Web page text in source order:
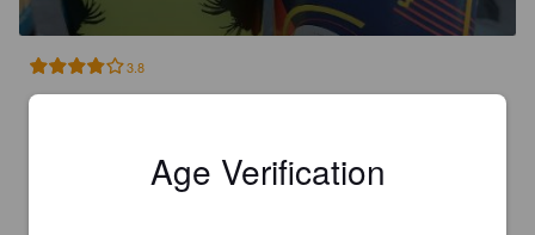
3.8
Robe dorée foncée légèrement trouble et très engageante.
En bouche, un bel équilibre.Age Verification